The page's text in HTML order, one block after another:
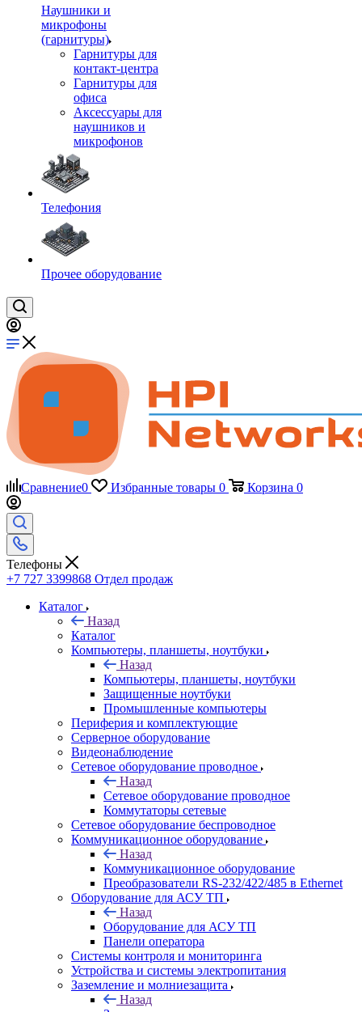
Наушники и
микрофоны
(гарнитуры)
Гарнитуры для
контакт-центра
Гарнитуры для
офиса
Аксессуары для
наушников и
микрофонов
Телефония
Прочее оборудование
Сравнение0 Избранные товары 0 Корзина 0
Телефоны
+7 727 3399868 Отдел продаж
Каталог
Назад
Каталог
Компьютеры, планшеты, ноутбуки
Назад
Компьютеры, планшеты, ноутбуки
Защищенные ноутбуки
Промышленные компьютеры
Периферия и комплектующие
Серверное оборудование
Видеонаблюдение
Сетевое оборудование проводное
Назад
Сетевое оборудование проводное
Коммутаторы сетевые
Сетевое оборудование беспроводное
Коммуникационное оборудование
Назад
Коммуникационное оборудование
Преобразователи RS-232/422/485 в Ethernet
Оборудование для АСУ ТП
Назад
Оборудование для АСУ ТП
Панели оператора
Системы контроля и мониторинга
Устройства и системы электропитания
Заземление и молниезащита
Назад